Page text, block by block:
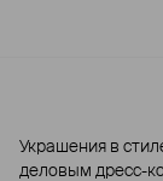
Украшения в
деловым дресс-